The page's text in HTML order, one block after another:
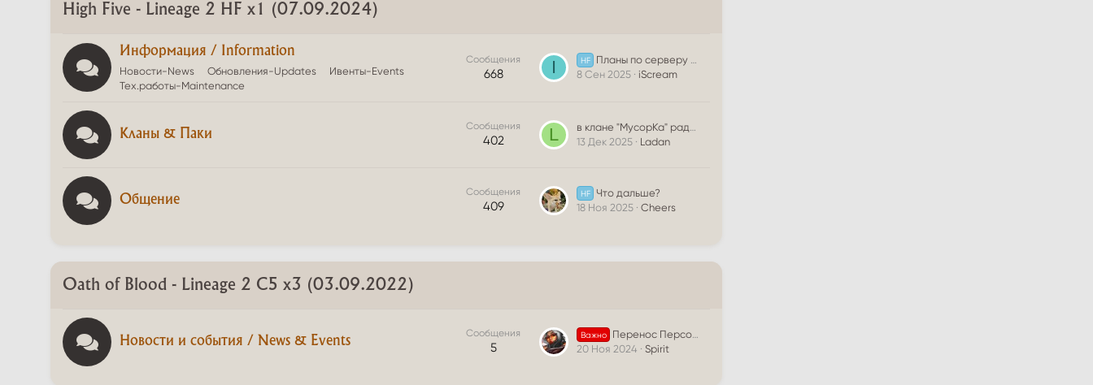
High Five - Lineage 2 HF x1 (07.09.2024)
Информация / Information
Новости-News Обновления-Updates
Ивенты-Events
Тех.работы-Maintenance
Сообщения
668 I HF
Планы по серверу HF х1
8 Сен 2025 iScream
Кланы & Паки
Сообщения
402 L
13 Дек 2025
Ladan
Общение
Сообщения
409
HF
Что дальше?
18 Ноя 2025 Cheers
Oath of Blood - Lineage 2 C5 x3 (03.09.2022)
Новости и события / News & Events
Сообщения
5
Важно
Перенос Персонажей С5 на С4!
20 Ноя 2024
Spirit